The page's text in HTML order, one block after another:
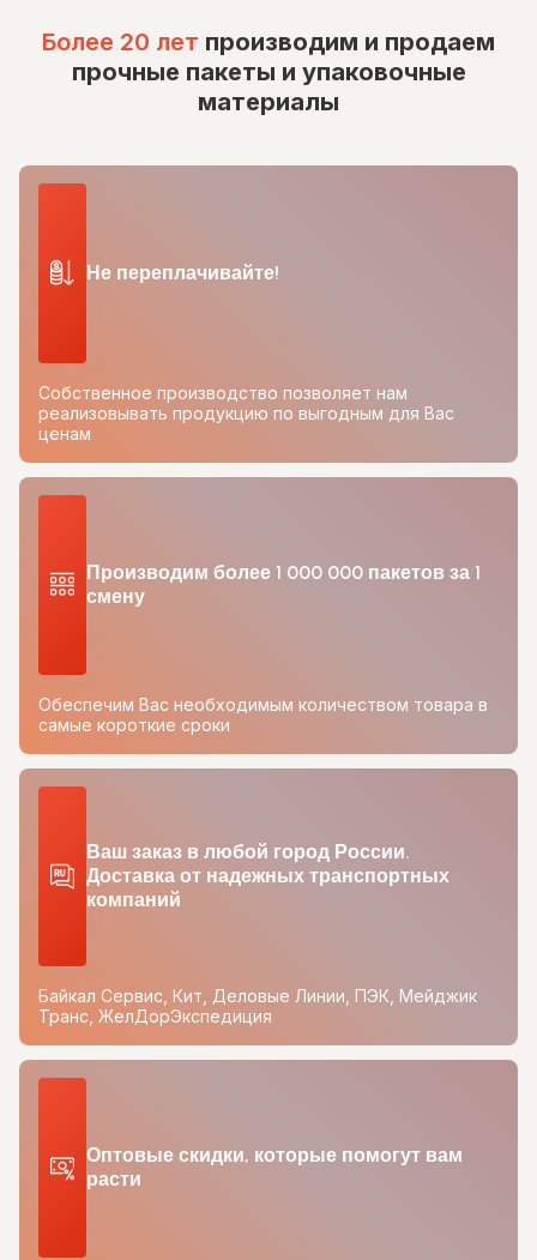
Более 20 лет производим и продаем
прочные пакеты и упаковочные
материалы
Не переплачивайте!
Собственное производство позволяет нам
реализовывать продукцию по выгодным для Вас
ценам
Производим более 1 000 000 пакетов за 1
смену
Обеспечим Вас необходимым количеством товара в
самые короткие сроки
Ваш заказ в любой город России.
Доставка от надежных транспортных
компаний
Байкал Сервис, Кит, Деловые Линии, ПЭК, Мейджик
Транс, ЖелДорЭкспедиция
Оптовые скидки, которые помогут вам
расти